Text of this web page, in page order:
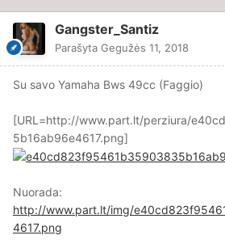
Gangster_Santiz
Parašyta Gegužės 11, 2018
Su savo Yamaha Bws 49cc (Faggio)
[URL=http://www.part.lt/perziura/
5b16ab96e4617.png]
Nuorada:
http://www.part.lt/img/
4617.png